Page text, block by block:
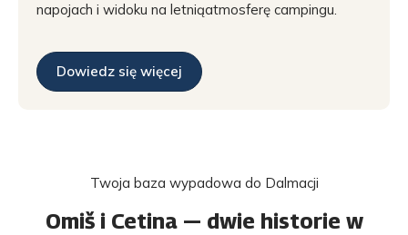
napojach i widoku na letniąatmosferę campingu.
Dowiedz się więcej
Twoja baza wypadowa do Dalmacji
Omiš i Cetina — dwie historie w